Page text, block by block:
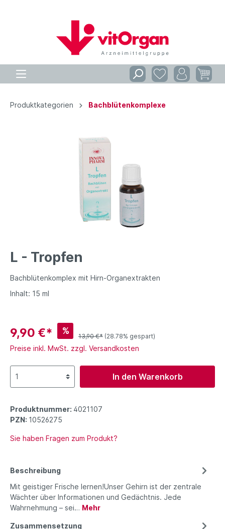
Produktkategorien Bachblütenkomplexe
L - Tropfen
Bachblütenkomplex mit Hirn-Organextrakten
Inhalt: 15 ml
9,90 €* %
13,90 €* (28.78% gespart)
Preise inkl. MwSt. zzgl. Versandkosten
In den Warenkorb
Produktnummer: 4021107
PZN: 10526275
Sie haben Fragen zum Produkt?
Beschreibung
Mit geistiger Frische lernen!Unser Gehirn ist der zentrale
Wächter über Informationen und Gedächtnis. Jede
Wahrnehmung – sei… Mehr
Zusammensetzung